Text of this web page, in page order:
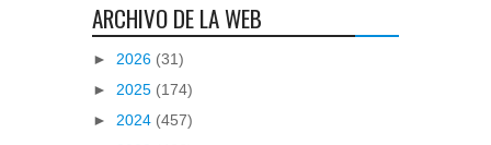
ARCHIVO DE LA WEB
► 2026 (31)
► 2025 (174)
► 2024 (457)